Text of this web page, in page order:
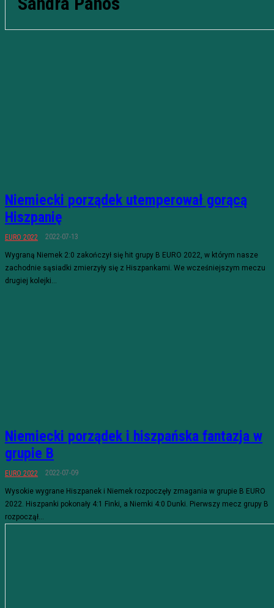
Niemiecki porządek utemperował gorącą
Hiszpanię
EURO 2022 2022-07-13
Wygraną Niemek 2:0 zakończył się hit grupy B EURO 2022, w którym nasze
zachodnie sąsiadki zmierzyły się z Hiszpankami. We wcześniejszym meczu
drugiej kolejki...
Niemiecki porządek i hiszpańska fantazja w
grupie B
EURO 2022 2022-07-09
Wysokie wygrane Hiszpanek i Niemek rozpoczęły zmagania w grupie B EURO
2022. Hiszpanki pokonały 4:1 Finki, a Niemki 4:0 Dunki. Pierwszy mecz grupy B
rozpoczął...